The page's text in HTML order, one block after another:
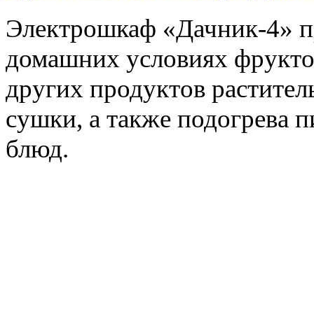
Электрошкаф «Дачник-4»
домашних условиях
других продуктов
сушки, а также подогрева
блюд.